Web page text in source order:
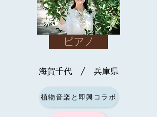
ピアノ
海賀千代 / 兵庫県
植物音楽と即興コラボ